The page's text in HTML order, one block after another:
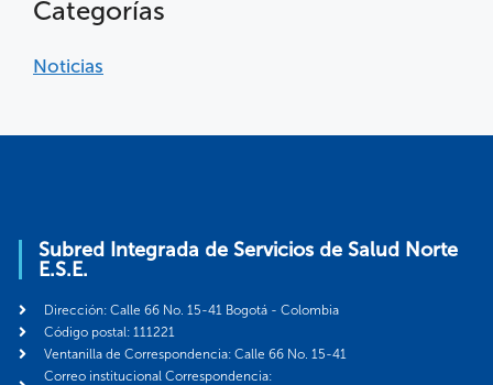
Categorías
Noticias
Subred Integrada de Servicios de Salud Norte
E.S.E.
Dirección: Calle 66 No. 15-41 Bogotá - Colombia
Código postal: 111221
Ventanilla de Correspondencia: Calle 66 No. 15-41
Correo institucional Correspondencia: